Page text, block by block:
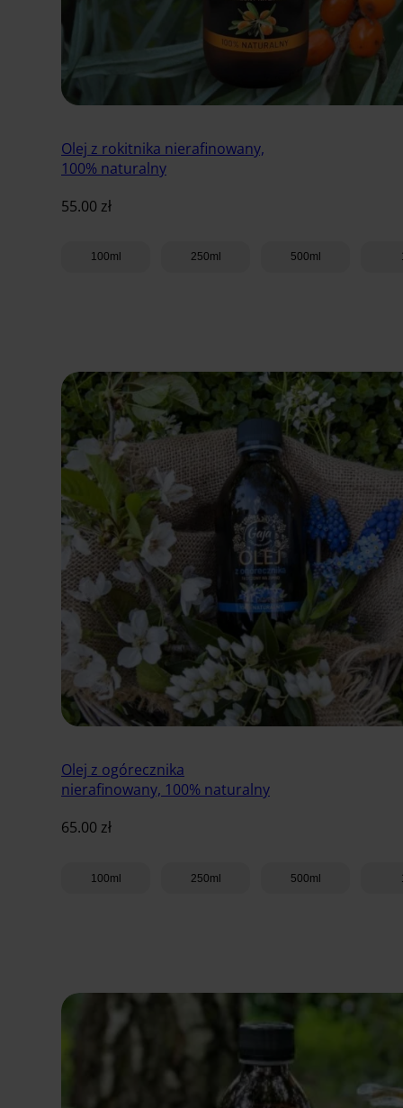
Olej z rokitnika nierafinowany,
100% naturalny
55.00 zł
100ml 250ml 500ml
Olej z ogórecznika
nierafinowany, 100% naturalny
65.00 zł
100ml 250ml 500ml